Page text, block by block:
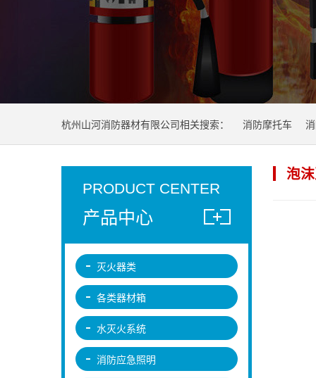
杭州山河消防器材有限公司相关搜索： 消防摩托车
泡
PRODUCT CENTER
产品中心
灭火器类
各类器材箱
水灭火系统
消防应急照明